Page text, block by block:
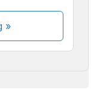
»
dalam